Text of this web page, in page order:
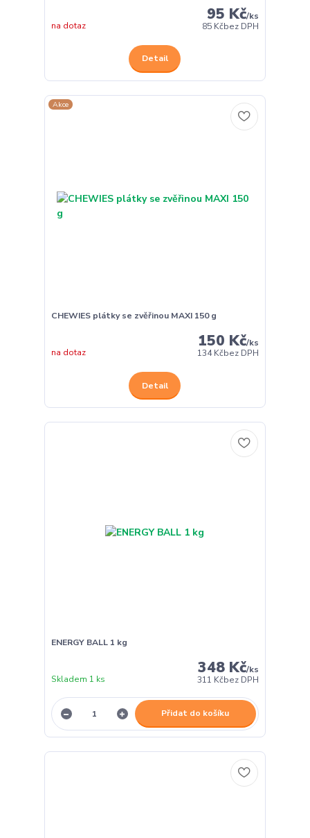
95 Kč/ks
85 Kčbez DPH
na dotaz
Detail
Akce
CHEWIES plátky se zvěřinou MAXI 150 g
150 Kč/ks
134 Kčbez DPH
na dotaz
Detail
ENERGY BALL 1 kg
348 Kč/ks
311 Kčbez DPH
Skladem 1 ks
Přidat do košíku